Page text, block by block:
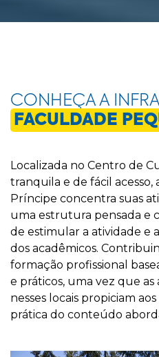
CONHEÇA A
FACULDADE
Localizada no Centro de
tranquila e de fácil
Príncipe concentra suas
uma estrutura pensada e
de estimular a atividade e
dos acadêmicos.
formação profissional
e práticos, uma vez que as
nesses locais propiciam
prática do conteúdo